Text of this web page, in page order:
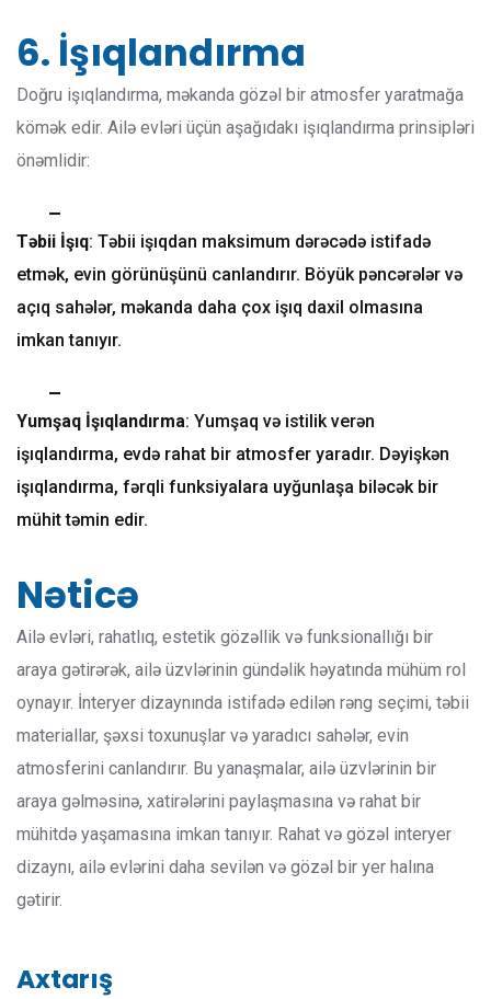
6. İşıqlandırma
Doğru işıqlandırma, məkanda gözəl bir atmosfer yaratmağa
kömək edir. Ailə evləri üçün aşağıdakı işıqlandırma prinsipləri
önəmlidir:
Təbii İşıq: Təbii işıqdan maksimum dərəcədə istifadə
etmək, evin görünüşünü canlandırır. Böyük pəncərələr və
açıq sahələr, məkanda daha çox işıq daxil olmasına
imkan tanıyır.
Yumşaq İşıqlandırma: Yumşaq və istilik verən
işıqlandırma, evdə rahat bir atmosfer yaradır. Dəyişkən
işıqlandırma, fərqli funksiyalara uyğunlaşa biləcək bir
mühit təmin edir.
Nəticə
Ailə evləri, rahatlıq, estetik gözəllik və funksionallığı bir
araya gətirərək, ailə üzvlərinin gündəlik həyatında mühüm rol
oynayır. İnteryer dizaynında istifadə edilən rəng seçimi, təbii
materiallar, şəxsi toxunuşlar və yaradıcı sahələr, evin
atmosferini canlandırır. Bu yanaşmalar, ailə üzvlərinin bir
araya gəlməsinə, xatirələrini paylaşmasına və rahat bir
mühitdə yaşamasına imkan tanıyır. Rahat və gözəl interyer
dizaynı, ailə evlərini daha sevilən və gözəl bir yer halına
gətirir.
Axtarış